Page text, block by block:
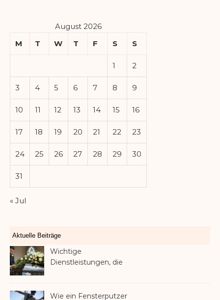
August 2026
M
T W T F S S
1 2
3 4 5 6 7 8 9
10 11 12 13 14 15 16
17 18 19 20 21 22 23
24 25 26 27 28 29 30
31
« Jul
Aktuelle Beiträge
Wichtige
Dienstleistungen, die
Verlust eines geliebten
Menschen helfen können
Wie ein Fensterputzer